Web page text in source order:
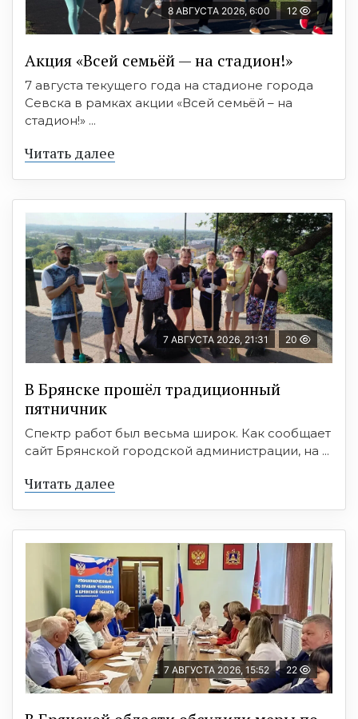
8 АВГУСТА 2026, 6:00 12
Акция «Всей семьёй — на стадион!»
7 августа текущего года на стадионе города
Севска в рамках акции «Всей семьёй – на
стадион!» ...
Читать далее
7 АВГУСТА 2026, 21:31 20
В Брянске прошёл традиционный
пятничник
Спектр работ был весьма широк. Как сообщает
сайт Брянской городской администрации, на ...
Читать далее
7 АВГУСТА 2026, 15:52 22